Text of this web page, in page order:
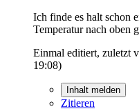
Ich finde es halt schon
Temperatur nach oben
Einmal editiert, zuletzt
19:08)
Inhalt melden
Zitieren